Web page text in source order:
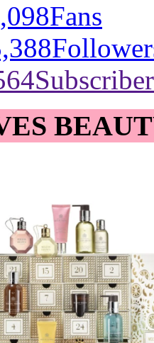
Fans
Subscriber